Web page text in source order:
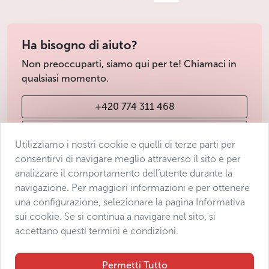
sono numerose nella capitale.
Per tutte le informazioni utili su Praga, come l'alloggio,
i monumenti, dove mangiare, ecc., cliccaqui.
... E ora alcune informazioni di base su
Praga
Superficie: 496 km²
Numero di abitanti: cca 1,4 milioni (La Repubblica
Ceca ha circa 10,9 milioni di abitanti) (2024)
Capitale della Repubblica Ceca: Praga è la sede
dell'ufficio presidenziale (alCastello di Praga
Senato (aPalazzo Wallenstein), la Camera dei Deputati
), i vari ministeri e numerose ambasciate
Ha bisogno di aiuto?
Non preoccuparti, siamo qui per te! Chiamaci in
qualsiasi momento.
+420 774 311 468
Condizioni di vendita
Protezione dei dati
Dichiarazione di accessibilità
Manage consent
Utilizziamo i nostri cookie e quelli di terze parti per
consentirvi di navigare meglio attraverso il sito e per
analizzare il comportamento dell’utente durante la
navigazione. Per maggiori informazioni e per ottenere
una configurazione, selezionare la pagina Informativa
sui cookie. Se si continua a navigare nel sito, si
accettano questi termini e condizioni.
Permetti Tutto